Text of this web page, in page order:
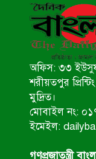
অফিস: ৩৩
শরীয়তপুর
মুদ্রিত।
মোবাইল নং:
ইমেইল:
গণপ্রজাতন্ত্রী